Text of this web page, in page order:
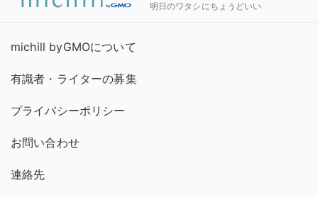
明日のワタシにちょうどいい
michill byGMOについて
有識者・ライターの募集
プライバシーポリシー
お問い合わせ
連絡先